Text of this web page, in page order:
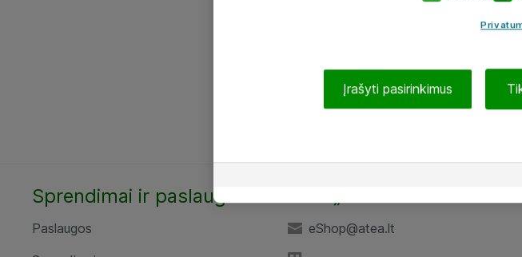
Sprendimai ir paslaugos
Paslaugos
eShop@atea.lt
Įrašyti pasirinkimus